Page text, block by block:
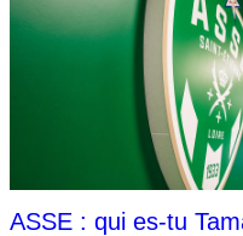
ASSE : qui es-tu